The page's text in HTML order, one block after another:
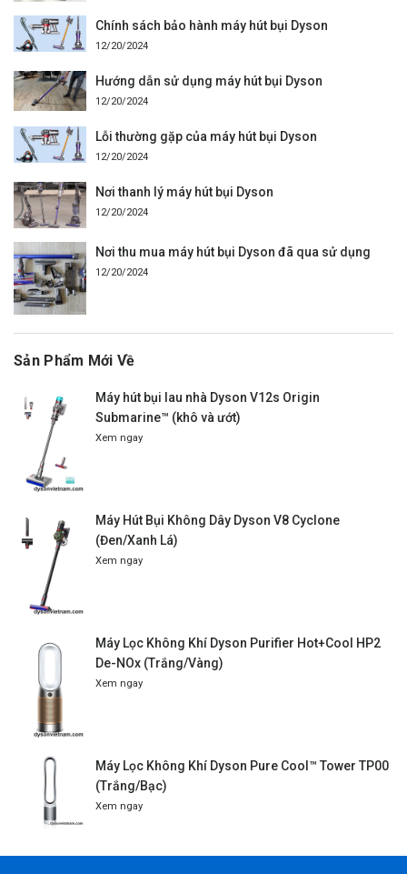
Chính sách bảo hành máy hút bụi Dyson
12/20/2024
Hướng dẫn sử dụng máy hút bụi Dyson
12/20/2024
Lỗi thường gặp của máy hút bụi Dyson
12/20/2024
Nơi thanh lý máy hút bụi Dyson
12/20/2024
Nơi thu mua máy hút bụi Dyson đã qua sử dụng
12/20/2024
Sản Phẩm Mới Về
Máy hút bụi lau nhà Dyson V12s Origin
Submarine™ (khô và ướt)
Xem ngay
Máy Hút Bụi Không Dây Dyson V8 Cyclone
(Đen/Xanh Lá)
Xem ngay
Máy Lọc Không Khí Dyson Purifier Hot+Cool HP2
De-NOx (Trắng/Vàng)
Xem ngay
Máy Lọc Không Khí Dyson Pure Cool™ Tower TP00
(Trắng/Bạc)
Xem ngay